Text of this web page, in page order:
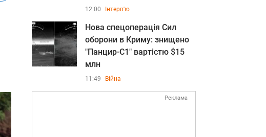
12:00 Інтерв'ю
Нова спецоперація Сил
оборони в Криму: знищено
"Панцир-С1" вартістю $15
млн
11:49 Війна
Реклама